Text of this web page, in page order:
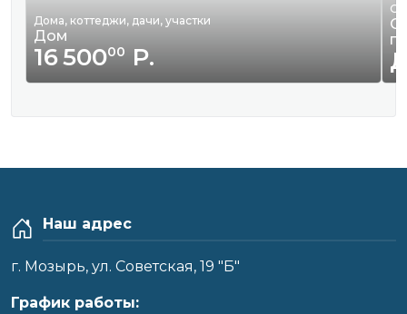
Дома, коттеджи, дачи, участки
Дом
16 50000Р.
Наш адрес
г. Мозырь, ул. Советская, 19 "Б"
График работы: